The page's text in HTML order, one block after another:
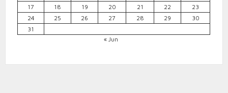
17
18 19 20 21 22
23
24
25 26 27 28 29
30
31
« Jun